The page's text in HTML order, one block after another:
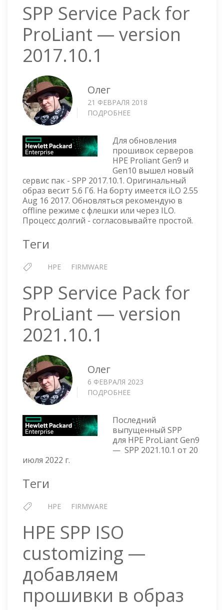
SPP Service Pack for
ProLiant — version
2017.10.1
Олег
21 ФЕВРАЛЯ 2018
ПОДРОБНЕЕ
PACK
FOR
PROLIANT
—
VERSION
2017.10.1
Для обновления
прошивок серверов
HPE Proliant Gen9 и
Gen10 вышел новый
сервис пак - SPP 2017.10.1. Оригинальный
образ весит 5.6 Гб. На борту имеется iLO 2.55
Aug 16 2017. Обновляться рекомендую в
offline режиме с флешки или через ILO.
Процесс долгий - согласовывайте простой.
Теги
HPE FIRMWARE
SPP Service Pack for
ProLiant — version
2021.10.1
Олег
6 ФЕВРАЛЯ 2023
ПОДРОБНЕЕ
PACK
FOR
PROLIANT
—
Последний
выпущенный SPP
для HPE ProLiant Gen9
— SPP 2021.10.1 от 20
июля 2022 г.
Теги
HPE FIRMWARE
HPE SPP ISO
customizing —
добавляем
прошивки в образ